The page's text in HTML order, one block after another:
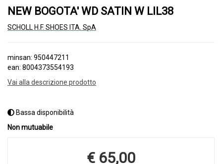
NEW BOGOTA' WD SATIN W LIL38
SCHOLL H.F. SHOES ITA. SpA
minsan: 950447211
ean: 8004373554193
Vai alla descrizione prodotto
Bassa disponibilità
Non mutuabile
€ 65,00